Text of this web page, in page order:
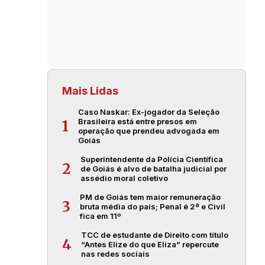
Mais Lidas
1
Caso Naskar: Ex-jogador da Seleção
Brasileira está entre presos em
operação que prendeu advogada em
Goiás
2
Superintendente da Polícia Científica
de Goiás é alvo de batalha judicial por
assédio moral coletivo
3
PM de Goiás tem maior remuneração
bruta média do país; Penal é 2ª e Civil
fica em 11º
4
TCC de estudante de Direito com título
“Antes Elize do que Eliza” repercute
nas redes sociais